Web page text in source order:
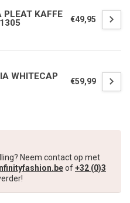
PLEAT KAFFE
€49,95
WHITECAP
€59,99
Neem contact op met
of+32 (0)3
om op de hoogte te blijven
ontvang5 euro kortingop je
😀